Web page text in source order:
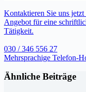
Kontaktieren Sie uns
Angebot für eine
Tätigkeit.
030 / 346 556 27
Mehrsprachige Telefon-
Ähnliche Beiträge